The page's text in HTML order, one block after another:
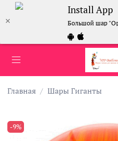
Install App
Большой шар
Главная Шары Гиганты
-9%